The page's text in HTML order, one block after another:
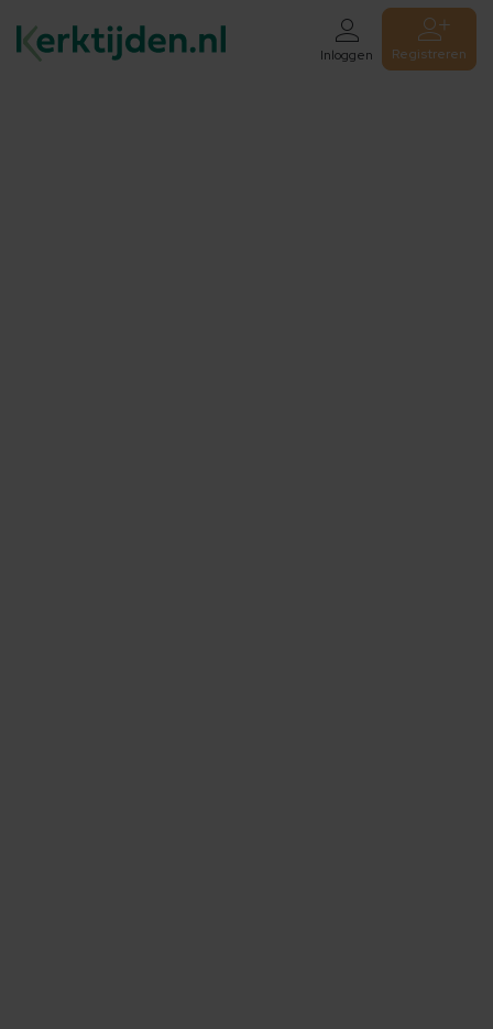
Inloggen Registreren